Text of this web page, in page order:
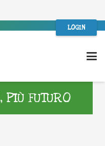
LOGIN
FUTURO